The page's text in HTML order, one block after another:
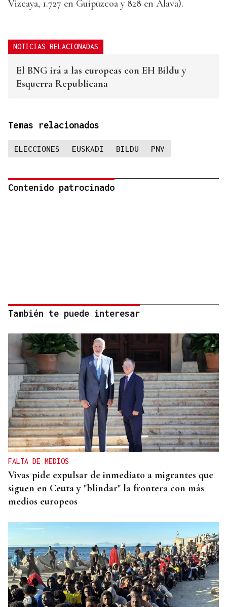
Vizcaya, 1.727 en Guipúzcoa y 828 en Álava).
NOTICIAS RELACIONADAS
El BNG irá a las europeas con EH Bildu y
Esquerra Republicana
Temas relacionados
ELECCIONES EUSKADI BILDU PNV
Contenido patrocinado
También te puede interesar
FALTA DE MEDIOS
Vivas pide expulsar de inmediato a migrantes que
siguen en Ceuta y "blindar" la frontera con más
medios europeos